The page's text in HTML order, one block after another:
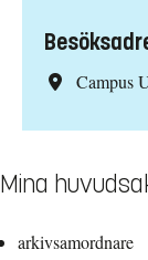
Campus
Mina
arkivsamordnare